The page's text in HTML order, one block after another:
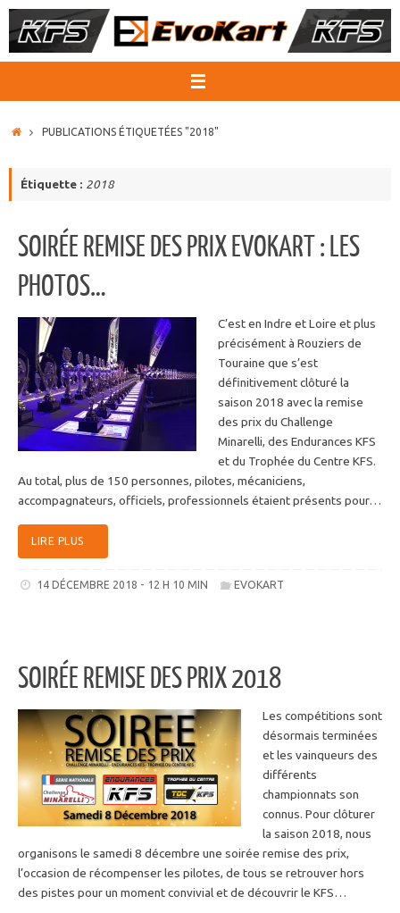
Passer
au
ACCUEIL
PUBLICATIONS ÉTIQUETÉES "2018"
Étiquette : 2018
SOIRÉE REMISE DES PRIX EVOKART : LES
PHOTOS…
C’est en Indre et Loire et plus
précisément à Rouziers de
Touraine que s’est
définitivement clôturé la
saison 2018 avec la remise
des prix du Challenge
Minarelli, des Endurances KFS
et du Trophée du Centre KFS.
Au total, plus de 150 personnes, pilotes, mécaniciens,
accompagnateurs, officiels, professionnels étaient présents pour…
LIRE PLUS
14 DÉCEMBRE 2018 - 12 H 10 MIN EVOKART
SOIRÉE REMISE DES PRIX 2018
Les compétitions sont
désormais terminées
et les vainqueurs des
différents
championnats son
connus. Pour clôturer
la saison 2018, nous
organisons le samedi 8 décembre une soirée remise des prix,
l’occasion de récompenser les pilotes, de tous se retrouver hors
des pistes pour un moment convivial et de découvrir le KFS…